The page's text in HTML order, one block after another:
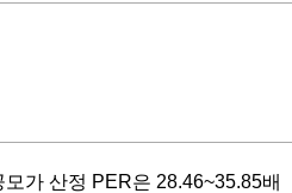
가 산정 PER은 28.46~35.85배